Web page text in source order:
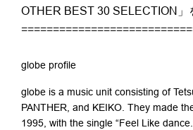
OTHER BEST 30 SELECTION」
globe profile
globe is a music unit consisting of
PANTHER, and KEIKO. They made
1995, with the single “Feel Like